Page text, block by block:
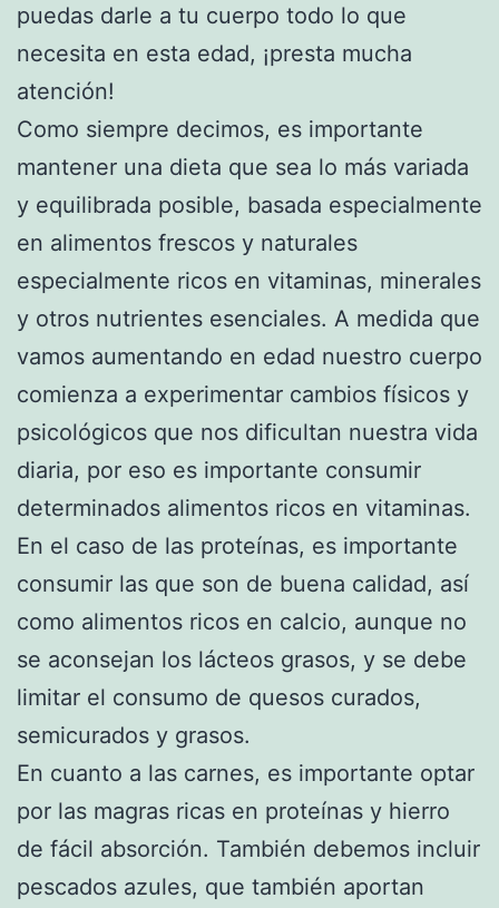
puedas darle a tu cuerpo todo lo que
necesita en esta edad, ¡presta mucha
atención!
Como siempre decimos, es importante
mantener una dieta que sea lo más variada
y equilibrada posible, basada especialmente
en alimentos frescos y naturales
especialmente ricos en vitaminas, minerales
y otros nutrientes esenciales. A medida que
vamos aumentando en edad nuestro cuerpo
comienza a experimentar cambios físicos y
psicológicos que nos dificultan nuestra vida
diaria, por eso es importante consumir
determinados alimentos ricos en vitaminas.
En el caso de las proteínas, es importante
consumir las que son de buena calidad, así
como alimentos ricos en calcio, aunque no
se aconsejan los lácteos grasos, y se debe
limitar el consumo de quesos curados,
semicurados y grasos.
En cuanto a las carnes, es importante optar
por las magras ricas en proteínas y hierro
de fácil absorción. También debemos incluir
pescados azules, que también aportan